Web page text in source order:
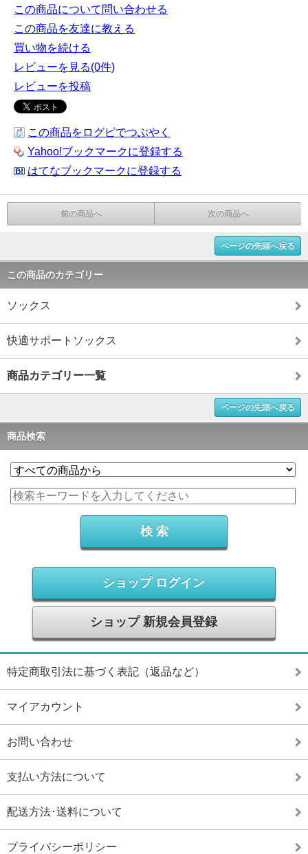
この商品について問い合わせる
この商品を友達に教える
買い物を続ける
レビューを見る(0件)
レビューを投稿
この商品をログピでつぶやく
Yahoo!ブックマークに登録する
はてなブックマークに登録する
前の商品へ 次の商品へ
ページの先頭へ戻る
この商品のカテゴリー
ソックス
快適サポートソックス
商品カテゴリー一覧
ページの先頭へ戻る
商品検索
ショップ ログイン
ショップ 新規会員登録
特定商取引法に基づく表記（返品など）
マイアカウント
お問い合わせ
支払い方法について
配送方法･送料について
プライバシーポリシー